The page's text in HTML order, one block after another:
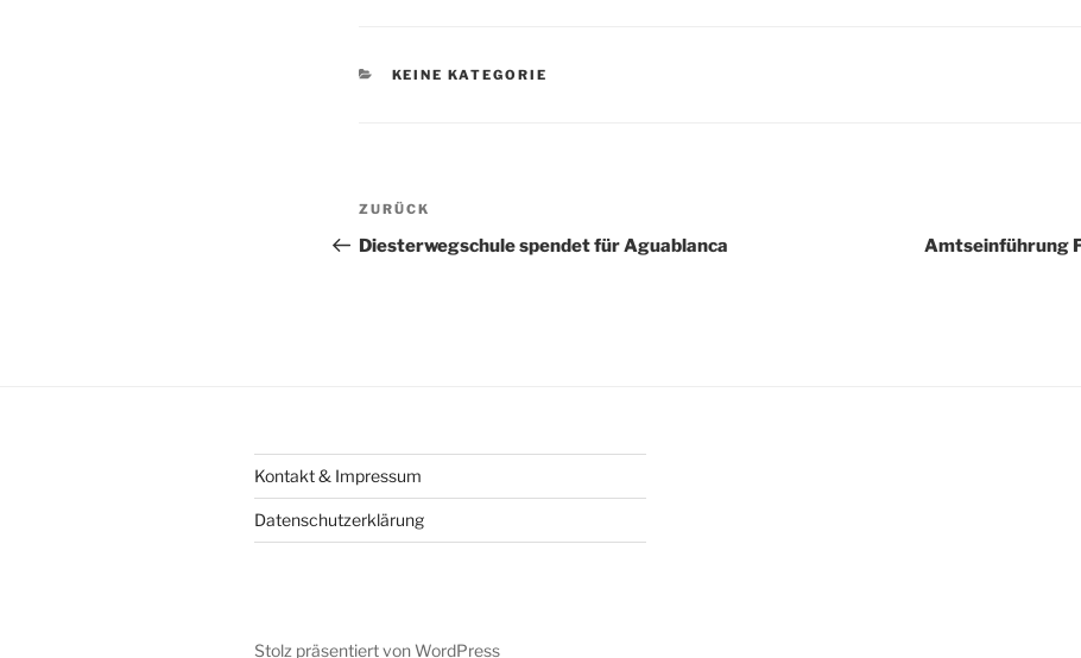
KATEGORIEN
KEINE KATEGORIE
Beitragsnavigation
Vorheriger
Beitrag
ZURÜCK
Diesterwegschule spendet für Aguablanca Amtseinführung
Kontakt & Impressum
Datenschutzerklärung
Stolz präsentiert von WordPress